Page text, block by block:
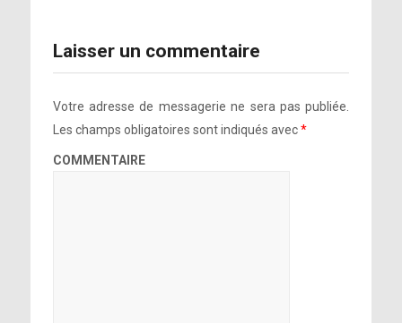
Laisser un commentaire
Votre adresse de messagerie ne sera pas publiée.
Les champs obligatoires sont indiqués avec*
COMMENTAIRE